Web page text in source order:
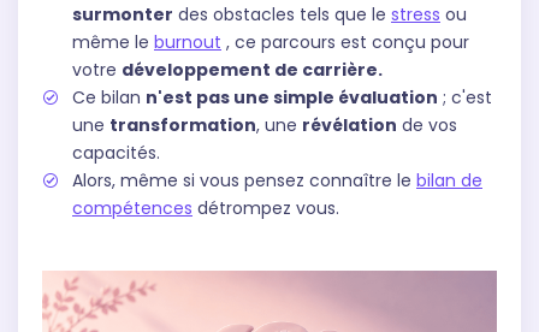
surmonter des obstacles tels que le stress ou
même le burnout , ce parcours est conçu pour
votre développement de carrière.
Ce bilan n'est pas une simple évaluation ; c'est
une transformation, une révélation de vos
capacités.
Alors, même si vous pensez connaître le bilan de
compétences détrompez vous.